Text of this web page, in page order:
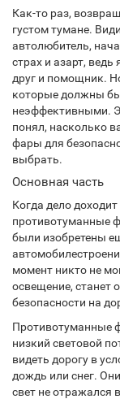
Как-то раз,
густом тумане.
автолюбитель,
страх и азарт, ведь
друг и помощник.
которые должны
неэффективными.
понял, насколько
фары для
выбрать.
Основная часть
Когда дело
противотуманные
были изобретены
момент никто не
освещение, станет
безопасности на
Противотуманные
низкий световой
видеть дорогу в
дождь или снег.
свет не отражался